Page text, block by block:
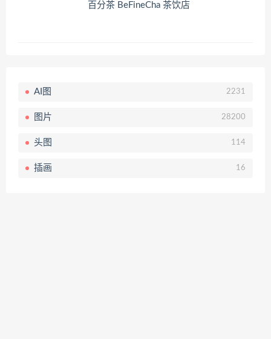
百分茶 BeFineCha 茶饮店
AI图 2231
图片 28200
头图 114
插画 16